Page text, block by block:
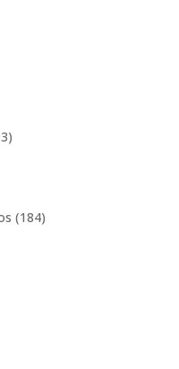
(184)